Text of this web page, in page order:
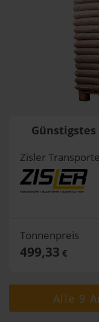
Zisler
Tonnenpreis
499,33 €
Alle 9